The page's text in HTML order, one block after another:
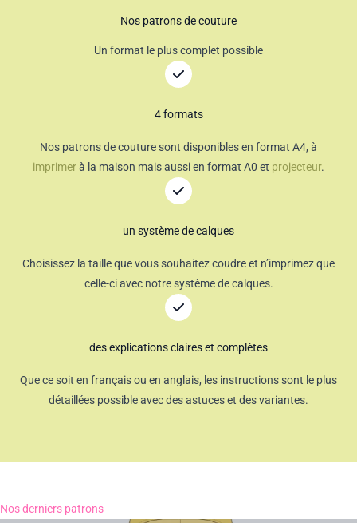
Nos patrons de couture
Un format le plus complet possible
4 formats
Nos patrons de couture sont disponibles en format A4, à
imprimerà la maison mais aussi en format A0 et projecteur.
un système de calques
Choisissez la taille que vous souhaitez coudre et n’imprimez que
celle-ci avec notre système de calques.
des explications claires et complètes
Que ce soit en français ou en anglais, les instructions sont le plus
détaillées possible avec des astuces et des variantes.
Nos derniers patrons